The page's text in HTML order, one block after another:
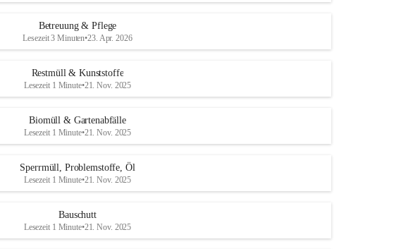
Betreuung & Pflege
Lesezeit 3 Minuten•23. Apr. 2026
Restmüll & Kunststoffe
Lesezeit 1 Minute•21. Nov. 2025
Biomüll & Gartenabfälle
Lesezeit 1 Minute•21. Nov. 2025
Sperrmüll, Problemstoffe, Öl
Lesezeit 1 Minute•21. Nov. 2025
Bauschutt
Lesezeit 1 Minute•21. Nov. 2025